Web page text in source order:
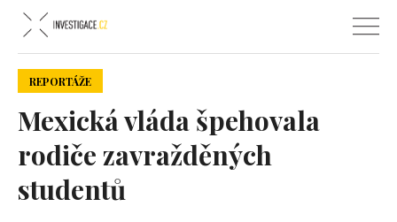
REPORTÁŽE
Mexická vláda špehovala
rodiče zavražděných
studentů